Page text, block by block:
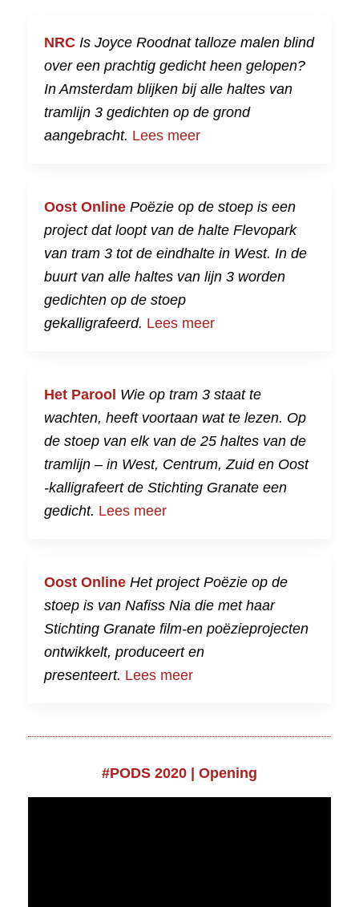
NRC Is Joyce Roodnat talloze malen blind
over een prachtig gedicht heen gelopen?
In Amsterdam blijken bij alle haltes van
tramlijn 3 gedichten op de grond
aangebracht. Lees meer
Oost Online Poëzie op de stoep is een
project dat loopt van de halte Flevopark
van tram 3 tot de eindhalte in West. In de
buurt van alle haltes van lijn 3 worden
gedichten op de stoep
gekalligrafeerd. Lees meer
Het Parool Wie op tram 3 staat te
wachten, heeft voortaan wat te lezen. Op
de stoep van elk van de 25 haltes van de
tramlijn – in West, Centrum, Zuid en Oost
-kalligrafeert de Stichting Granate een
gedicht. Lees meer
Oost Online Het project Poëzie op de
stoep is van Nafiss Nia die met haar
Stichting Granate film-en poëzieprojecten
ontwikkelt, produceert en
presenteert. Lees meer
#PODS​ 2020 | Opening